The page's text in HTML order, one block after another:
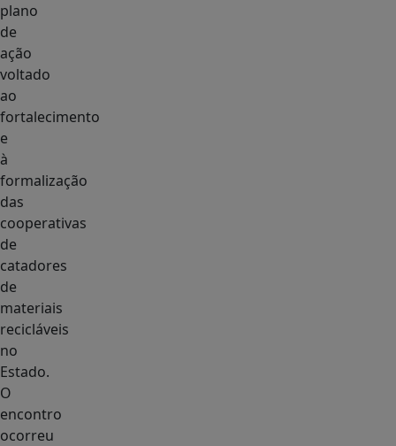
plano
de
ação
voltado
ao
fortalecimento
e
à
formalização
das
cooperativas
de
catadores
de
materiais
recicláveis
no
Estado.
O
encontro
ocorreu